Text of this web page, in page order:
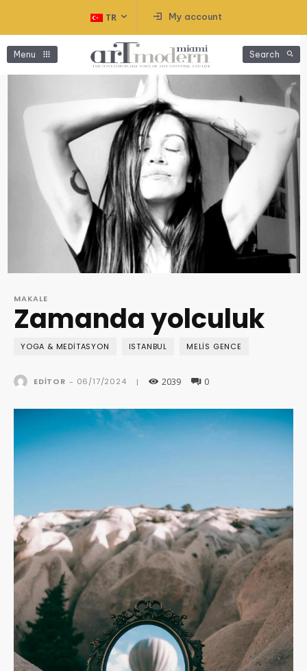
TR My account
Menu Search
MAKALE
Zamanda yolculuk
YOGA & MEDITASYON ISTANBUL MELIS GENCE
EDITOR - 06/17/2024 | 2039 0